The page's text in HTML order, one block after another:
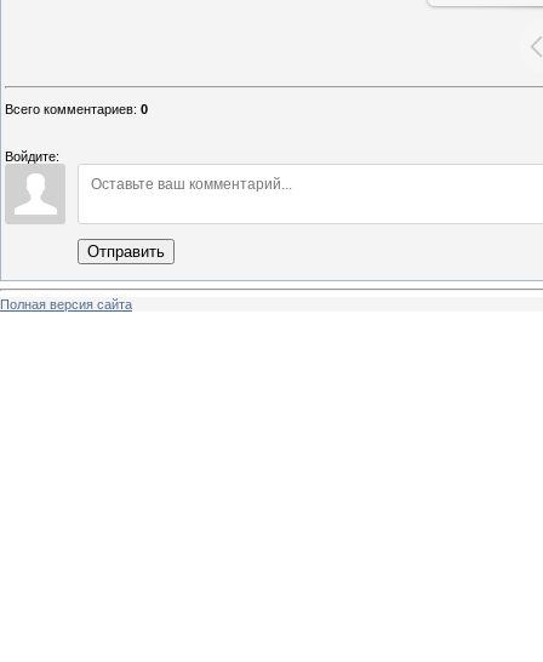
Всего комментариев: 0
Войдите:
Отправить
Полная версия сайта